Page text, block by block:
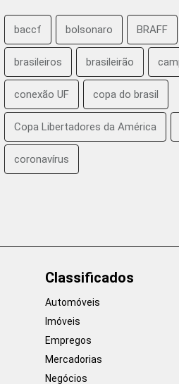
baccf bolsonaro BRAFF
brasileiros brasileirão
conexão UF copa do brasil
Copa Libertadores da América
coronavírus
Classificados
Automóveis
Imóveis
Empregos
Mercadorias
Negócios